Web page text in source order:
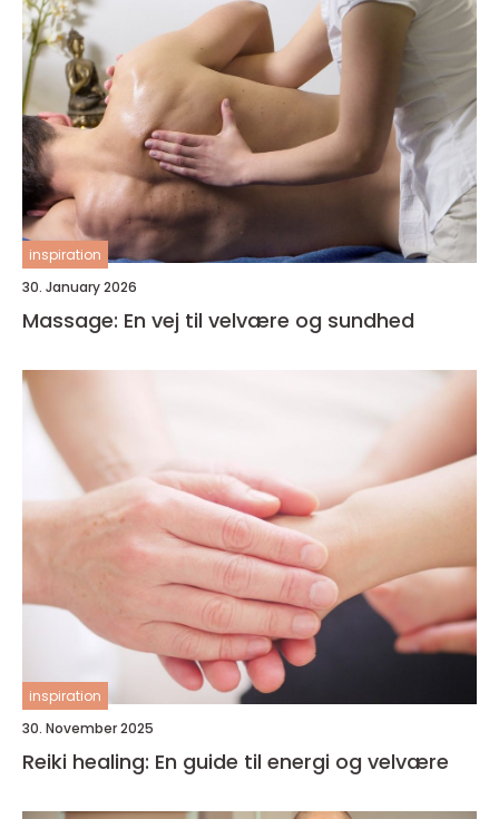
inspiration
30. January 2026
Massage: En vej til velvære og sundhed
inspiration
30. November 2025
Reiki healing: En guide til energi og velvære